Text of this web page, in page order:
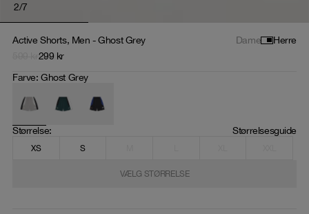
3/7
Active Shorts, Men - Ghost Grey Dame
Herre
299 kr
Farve:Ghost Grey
Størrelse: Størrelsesguide
XS S
VÆLG STØRRELSE